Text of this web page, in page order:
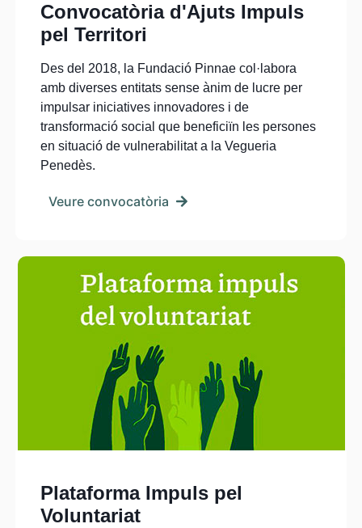
Convocatòria d'Ajuts Impuls
pel Territori
Des del 2018, la Fundació Pinnae col·labora
amb diverses entitats sense ànim de lucre per
impulsar iniciatives innovadores i de
transformació social que beneficiïn les persones
en situació de vulnerabilitat a la Vegueria
Penedès.
Veure convocatòria
Plataforma Impuls pel
Voluntariat